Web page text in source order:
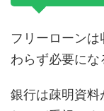
フリーローン
わらず必要にな
銀行は疎明資